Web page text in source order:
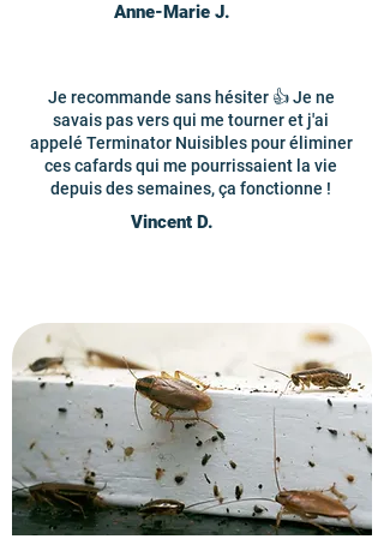
Anne-Marie J.
Je recommande sans hésiter 👍 Je ne
savais pas vers qui me tourner et j'ai
appelé Terminator Nuisibles pour éliminer
ces cafards qui me pourrissaient la vie
depuis des semaines, ça fonctionne !
Vincent D.